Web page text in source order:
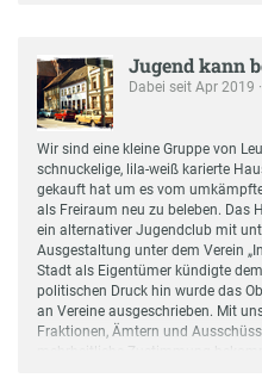
Jugend kann
Dabei seit Apr 2019
Wir sind eine kleine Gruppe von
schnuckelige, lila-weiß karierte
gekauft hat um es vom
als Freiraum neu zu beleben. Das
ein alternativer Jugendclub mit
Ausgestaltung unter dem Verein
Stadt als Eigentümer kündigte
politischen Druck hin wurde das
an Vereine ausgeschrieben. Mit
Fraktionen, Ämtern und
mehrheitliche Zustimmung